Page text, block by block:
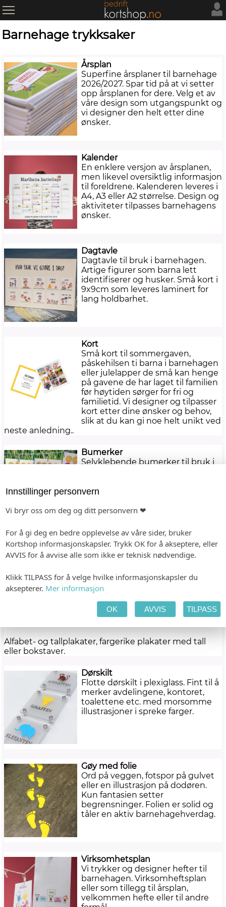
Barnehage trykksaker
Årsplan
Superfine årsplaner til barnehage
2026/2027. Spar tid på at vi setter
opp årsplanen for dere. Velg et av
våre design som utgangspunkt og
vi designer den helt etter dine
ønsker.
Kalender
En enklere versjon av årsplanen,
men likevel oversiktlig informasjon
til foreldrene. Kalenderen leveres i
A4, A3 eller A2 størrelse. Design og
aktiviteter tilpasses barnehagens
ønsker.
Dagtavle
Dagtavle til bruk i barnehagen.
Artige figurer som barna lett
identifiserer og husker. Små kort i
9x9cm som leveres laminert for
lang holdbarhet.
Kort
Små kort til sommergaven,
påskehilsen ti barna i barnehagen
eller julelapper de små kan henge
på gavene de har laget til familien
før høytiden sørger for fri og
familietid. Vi designer og tilpasser
kort etter dine ønsker og behov,
slik at du kan gi noe helt unikt ved
neste anledning..
Bumerker
Selvklebende bumerker til bruk i
mange morsomme illustrasjoner
med bilde og navn av hvert barn
Bildecollage og plakater
Flotte og fargerike plakter med
måte å pynte opp veggene i
barnehagen med bilder fra
hverdagsglimt som dere opplever
- også en fin måte å hente fram
igjen og snakke om opplevelsene
Alfabet- og tallplakater, fargerike plakater med tall
eller bokstaver.
Dørskilt
Flotte dørskilt i plexiglass. Fint til å
merker avdelingene, kontoret,
toalettene etc. med morsomme
illustrasjoner i spreke farger.
Gøy med folie
Ord på veggen, fotspor på gulvet
eller en illustrasjon på dodøren.
Kun fantasien setter
begrensninger. Folien er solid og
tåler en aktiv barnehagehverdag.
Virksomhetsplan
Vi trykker og designer hefter til
barnehagen. Virksomheftsplan
eller som tillegg til årsplan,
velkommen hefte eller til andre
Innstillinger personvern
Vi bryr oss om deg og ditt personvern ❤
For å gi deg en bedre opplevelse av våre sider, bruker
Kortshop informasjonskapsler. Trykk OK for å akseptere, eller
AVVIS for å avvise alle som ikke er teknisk nødvendige.
Klikk TILPASS for å velge hvilke informasjonskapsler du
aksepterer. Mer informasjon
OK AVVIS TILPASS